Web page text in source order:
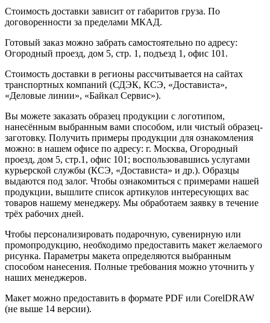
Стоимость доставки зависит от габаритов груза. По
договоренности за пределами МКАД.
Готовый заказ можно забрать самостоятельно по адресу:
Огородный проезд, дом 5, стр. 1, подъезд 1, офис 101.
Стоимость доставки в регионы рассчитывается на сайтах
транспортных компаний (СДЭК, КСЭ, «Достависта»,
«Деловые линии», «Байкал Сервис»).
Вы можете заказать образец продукции с логотипом,
нанесённым выбранным вами способом, или чистый образец-
заготовку. Получить примеры продукции для ознакомления
можно: в нашем офисе по адресу: г. Москва, Огородный
проезд, дом 5, стр.1, офис 101; воспользовавшись услугами
курьерской службы (КСЭ, «Достависта» и др.). Образцы
выдаются под залог. Чтобы ознакомиться с примерами нашей
продукции, вышлите список артикулов интересующих вас
товаров нашему менеджеру. Мы обработаем заявку в течение
трёх рабочих дней.
Чтобы персонализировать подарочную, сувенирную или
промопродукцию, необходимо предоставить макет желаемого
рисунка. Параметры макета определяются выбранным
способом нанесения. Полные требования можно уточнить у
наших менеджеров.
Макет можно предоставить в формате PDF или CorelDRAW
(не выше 14 версии).